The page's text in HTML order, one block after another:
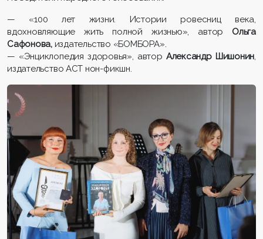
— «100 лет жизни. Истории ровесниц века,
вдохновляющие жить полной жизнью», автор Ольга
Сафонова,издательство «БОМБОРА».
— «Энциклопедия здоровья», автор Александр Шишонин,
издательство АСТ нон-фикшн.